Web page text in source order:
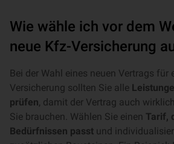
Wie wähle ich vor dem
neue Kfz-Versicherung
Bei der Wahl eines neuen Vertrags für
Versicherung sollten Sie alle
prüfen, damit der Vertrag auch
Sie brauchen. Wählen Sie einen Tarif,
Bedürfnissen passt und